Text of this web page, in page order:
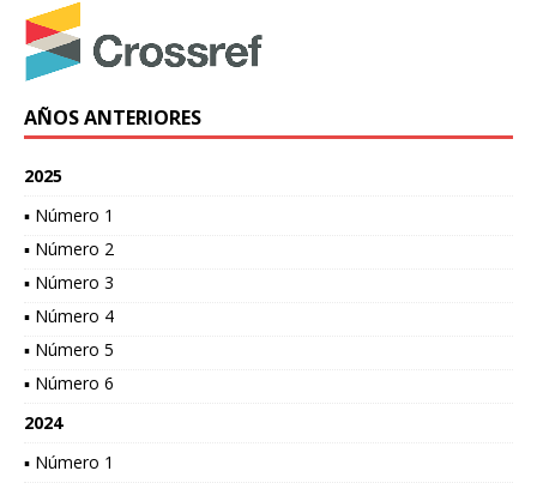
AÑOS ANTERIORES
2025
▪ Número 1
▪ Número 2
▪ Número 3
▪ Número 4
▪ Número 5
▪ Número 6
2024
▪ Número 1